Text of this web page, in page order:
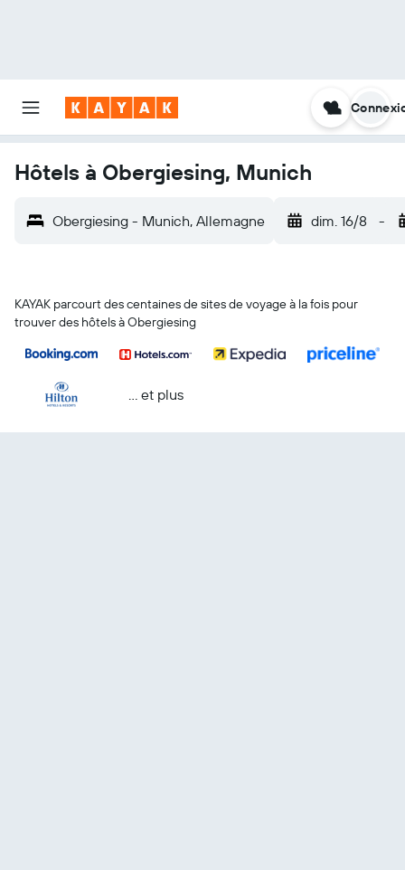
Hôtels à Obergiesing, Munich
Obergiesing - Munich, Allemagne dim. 16/8 -
KAYAK parcourt des centaines de sites de voyage à la fois pour
trouver des hôtels à Obergiesing
… et plus